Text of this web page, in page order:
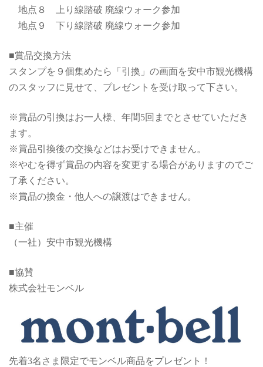
地点８ 上り線踏破 廃線ウォーク参加
地点９ 下り線踏破 廃線ウォーク参加
■賞品交換方法
スタンプを９個集めたら「引換」の画面を安中市観光機構
のスタッフに見せて、プレゼントを受け取って下さい。
※賞品の引換はお一人様、年間5回までとさせていただき
ます。
※賞品引換後の交換などはお受けできません。
※やむを得ず賞品の内容を変更する場合がありますのでご
了承ください。
※賞品の換金・他人への譲渡はできません。
■主催
（一社）安中市観光機構
■協賛
株式会社モンベル
先着3名さま限定でモンベル商品をプレゼント！